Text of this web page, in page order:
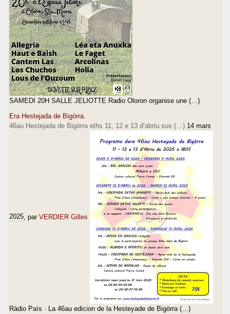
SAMEDI 20H SALLE JELIOTTE Radio Oloron organise une (…)
Era Hestejada de Bigòrra.
46au Hestejada de Bigòrra eths 11, 12 e 13 d’abriu sus (…) 14 mars
2025 , par VERDIER Gilles
Ràdio País · La 46au edicion de la Hesteyade de Bigòrra (…)